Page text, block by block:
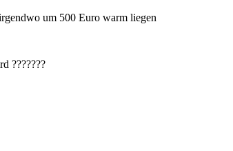
um 500 Euro warm liegen
???????